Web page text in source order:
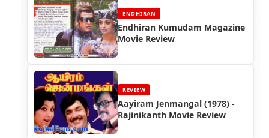
ENDHIRAN
Endhiran Kumudam Magazine
Movie Review
REVIEW
Aayiram Jenmangal (1978) -
Rajinikanth Movie Review